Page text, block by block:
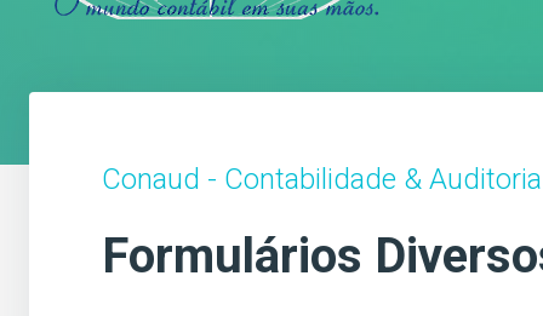
Conaud - Contabilidade & Auditoria
Formulários